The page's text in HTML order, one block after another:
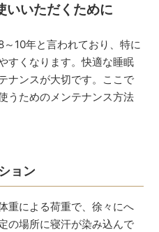
いいただくために
10年と言われており、特に
すくなります。快適な睡眠
ナンスが大切です。ここで
うためのメンテナンス方法
ョン
重による荷重で、徐々にへ
の場所に寝汗が染み込んで